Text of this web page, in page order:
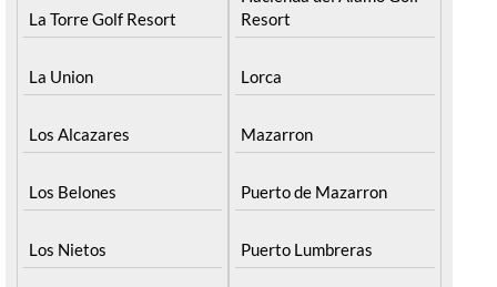
La Torre Golf Resort
La Union
Los Alcazares
Los Belones
Los Nietos
Resort
Lorca
Mazarron
Puerto de Mazarron
Puerto Lumbreras